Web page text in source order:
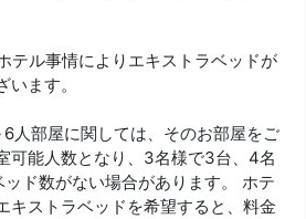
テル事情によりエキストラベッドが
ます。
人部屋に関しては、そのお部屋をご
可能人数となり、3名様で3台、4名
ド数がない場合があります。 ホテ
キストラベッドを希望すると、料金